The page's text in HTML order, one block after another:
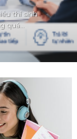
thí sinh
quá...